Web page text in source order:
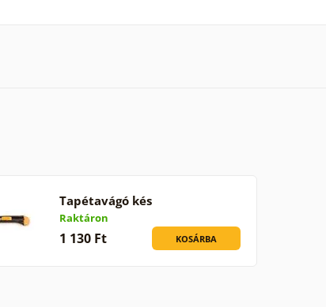
Tapétavágó kés
Raktáron
1 130 Ft KOSÁRBA